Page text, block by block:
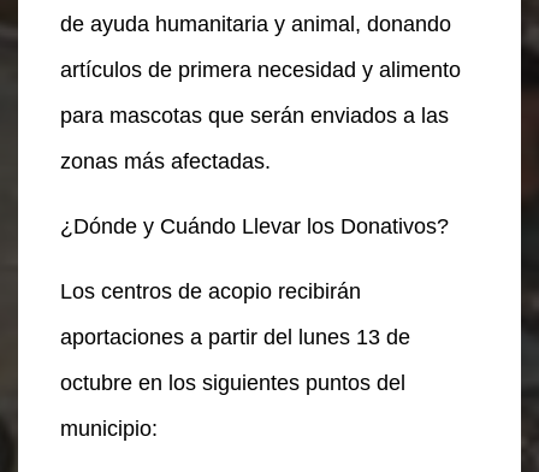
de ayuda humanitaria y animal, donando
artículos de primera necesidad y alimento
para mascotas que serán enviados a las
zonas más afectadas.
¿Dónde y Cuándo Llevar los Donativos?
Los centros de acopio recibirán
aportaciones a partir del lunes 13 de
octubre en los siguientes puntos del
municipio: